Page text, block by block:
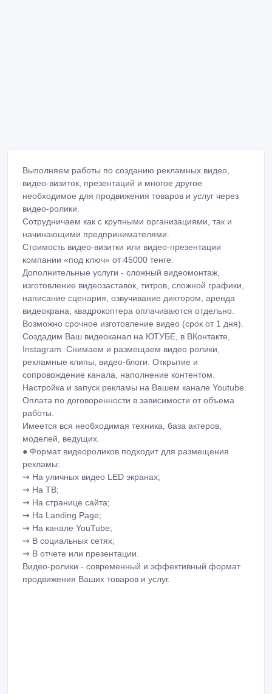
Выполняем работы по созданию рекламных видео,
видео-визиток, презентаций и многое другое
необходимое для продвижения товаров и услуг через
видео-ролики.
Сотрудничаем как с крупными организациями, так и
начинающими предпринимателями.
Стоимость видео-визитки или видео-презентации
компании «под ключ» от 45000 тенге.
Дополнительные услуги - сложный видеомонтаж,
изготовление видеозаставок, титров, сложной графики,
написание сценария, озвучивание диктором, аренда
видеокрана, квадрокоптера оплачиваются отдельно.
Возможно срочное изготовление видео (срок от 1 дня).
Создадим Ваш видеоканал на ЮТУБЕ, в ВКонтакте,
Instagram. Снимаем и размещаем видео ролики,
рекламные клипы, видео-блоги. Открытие и
сопровождение канала, наполнение контентом.
Настройка и запуск рекламы на Вашем канале Youtube.
Оплата по договоренности в зависимости от объема
работы.
Имеется вся необходимая техника, база актеров,
моделей, ведущих.
● Формат видеороликов подходит для размещения
рекламы:
⇝ На уличных видео LED экранах;
⇝ На ТВ;
⇝ На странице сайта;
⇝ На Landing Page;
⇝ На канале YouTube;
⇝ В социальных сетях;
⇝ В отчете или презентации.
Видео-ролики - современный и эффективный формат
продвижения Ваших товаров и услуг.